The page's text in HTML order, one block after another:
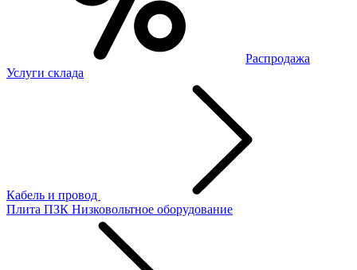
Распродажа
Услуги склада
Кабель и провод
Плита ПЗК Низковольтное оборудование